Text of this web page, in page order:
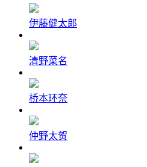
伊藤健太郎
清野菜名
桥本环奈
仲野太贺